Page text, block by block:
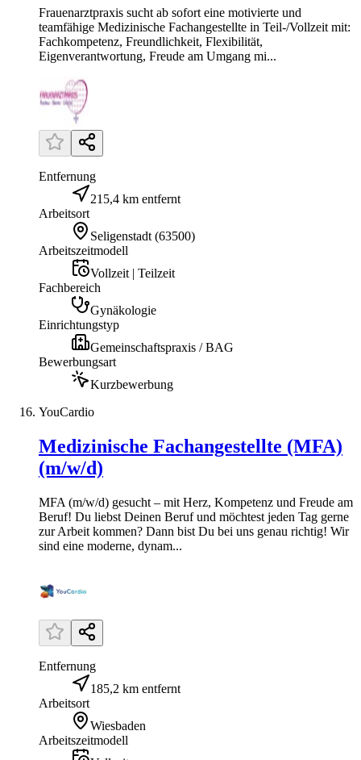
Frauenarztpraxis sucht ab sofort eine motivierte und
teamfähige Medizinische Fachangestellte in Teil-/Vollzeit mit:
Fachkompetenz, Freundlichkeit, Flexibilität,
Eigenverantwortung, Freude am Umgang mi...
Entfernung
215,4 km entfernt
Arbeitsort
Seligenstadt (63500)
Arbeitszeitmodell
Vollzeit | Teilzeit
Fachbereich
Gynäkologie
Einrichtungstyp
Gemeinschaftspraxis / BAG
Bewerbungsart
Kurzbewerbung
YouCardio
Medizinische Fachangestellte (MFA)
(m/w/d)
MFA (m/w/d) gesucht – mit Herz, Kompetenz und Freude am
Beruf! Du liebst Deinen Beruf und möchtest jeden Tag gerne
zur Arbeit kommen? Dann bist Du bei uns genau richtig! Wir
sind eine moderne, dynam...
Entfernung
185,2 km entfernt
Arbeitsort
Wiesbaden
Arbeitszeitmodell